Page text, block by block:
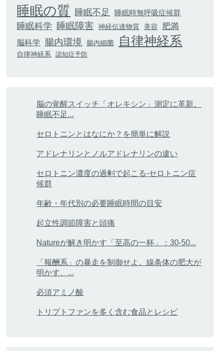
睡眠の質 睡眠不足 睡眠時無呼吸症候群
睡眠科学 睡眠障害 神経伝達物質 美容 肥満
脳科学 腸内環境 腸内細菌 自律神経系
自律神経系 認知症予防
脳の覚醒スイッチ「オレキシン」測定に革新。
睡眠不足...
セロトニンとはなにか？を簡単に解説
アドレナリンとノルアドレナリンの違い
セロトニン濃度の過剰で起こる-セロトニン症
候群
年齢・年代別の必要睡眠時間の目安
起立性調節障害と頭痛
Natureが解き明かす「至高の一杯」：30-50...
「報酬系」の暴走を制御せよ。線条体の肥大が
明かす、...
必須アミノ酸
トリプトファンを多く含む食品とレシピ